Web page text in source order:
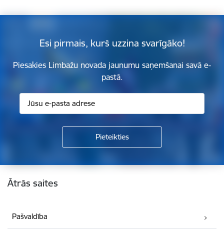
Esi pirmais, kurš uzzina svarīgāko!
Piesakies Limbažu novada jaunumu saņemšanai savā e-
pastā.
Kājene
Ātrās saites
Pašvaldība